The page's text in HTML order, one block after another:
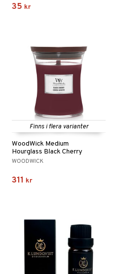
35 kr
Finns i flera varianter
WoodWick Medium
Hourglass Black Cherry
WOODWICK
311 kr